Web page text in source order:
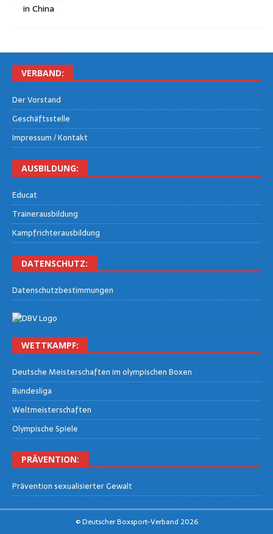
VER­BAND:
Der Vor­stand
Geschäfts­stel­le
Impres­sum / Kontakt
AUS­BIL­DUNG:
Edu­cat
Trai­ner­aus­bil­dung
Kampf­rich­ter­aus­bil­dung
DATEN­SCHUTZ:
Daten­schutz­be­stim­mun­gen
WETT­KAMPF:
Deut­sche Meis­ter­schaf­ten im olym­pi­schen Boxen
Bun­des­li­ga
Welt­meis­ter­schaf­ten
Olym­pi­sche Spiele
PRÄ­VEN­TI­ON:
Prä­ven­ti­on sexua­li­sier­ter Gewalt
© Deutscher Boxsport-Verband 2026